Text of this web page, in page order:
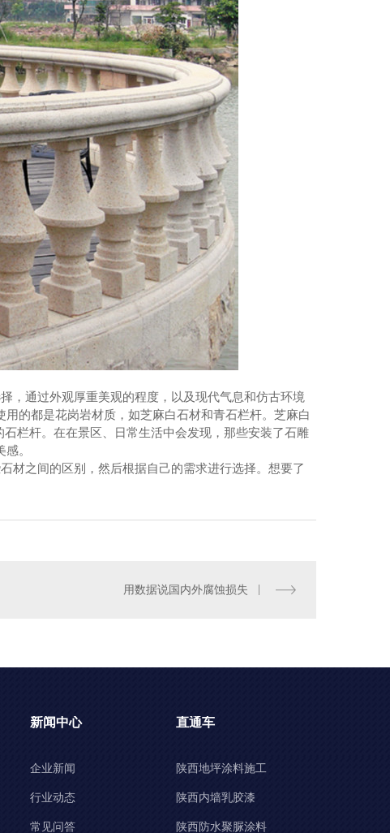
，通过外观厚重美观的程度，以及现代气息和仿古环境
的都是花岗岩材质，如芝麻白石材和青石栏杆。芝麻白
栏杆。在在景区、日常生活中会发现，那些安装了石雕
。
材之间的区别，然后根据自己的需求进行选择。想要了
用数据说国内外腐蚀损失
新闻中心
企业新闻
行业动态
常见问答
直通车
陕西地坪涂料施工
陕西内墙乳胶漆
陕西防水聚脲涂料